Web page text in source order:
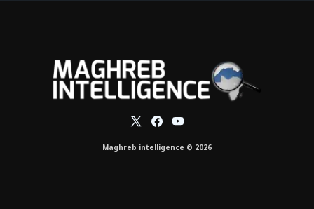
Maghreb intelligence © 2026